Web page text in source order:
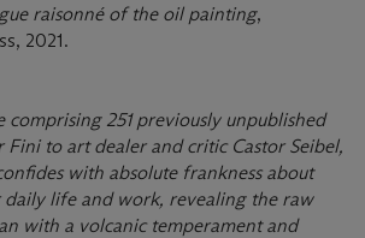
raisonné of the oil painting,
2021.
comprising 251 previously unpublished
to art dealer and critic Castor Seibel,
with absolute frankness about
daily life and work, revealing the raw
with a volcanic temperament and